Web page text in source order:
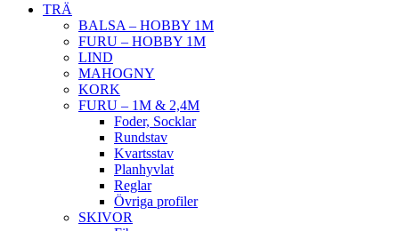
TRÄ
BALSA – HOBBY 1M
FURU – HOBBY 1M
LIND
MAHOGNY
KORK
FURU – 1M & 2,4M
Foder, Socklar
Rundstav
Kvartsstav
Planhyvlat
Reglar
Övriga profiler
SKIVOR